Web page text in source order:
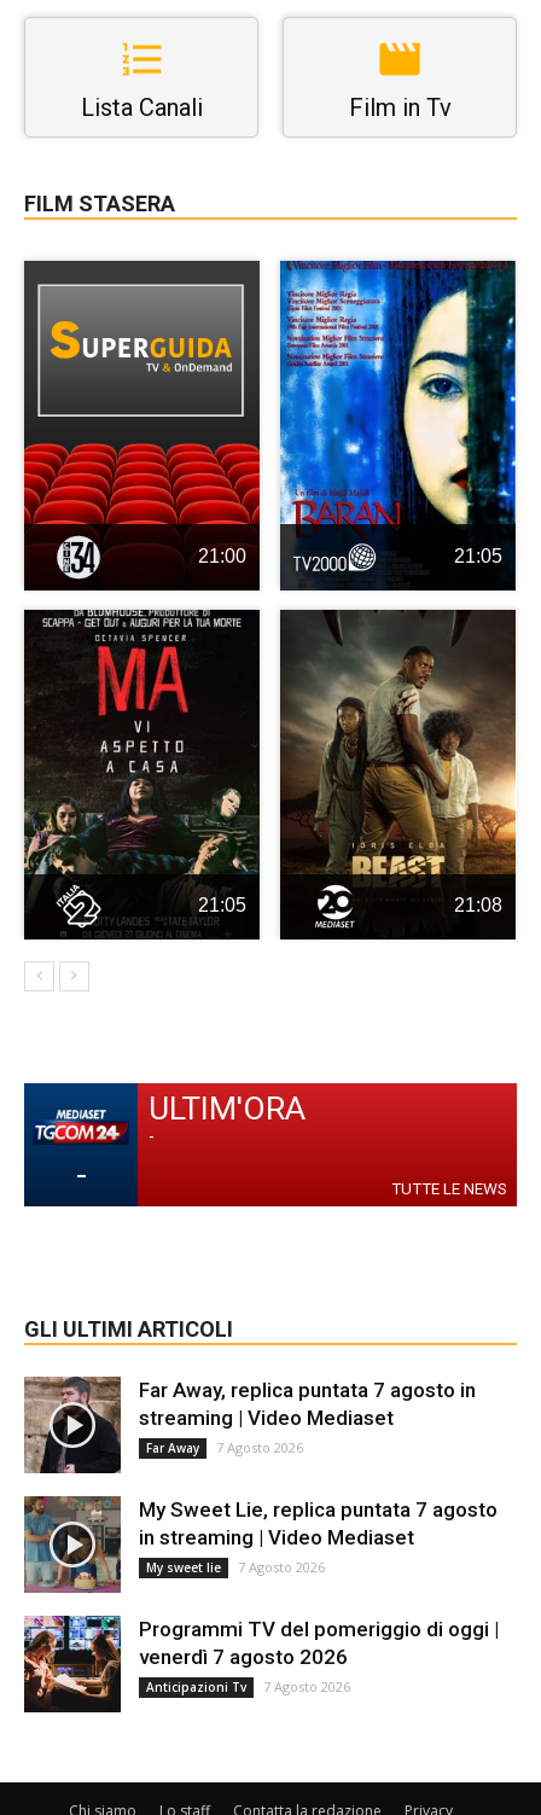
Lista Canali Film in Tv
FILM STASERA
21:00 21:05
21:05 21:08
-
ULTIM'ORA
-
TUTTE LE NEWS
GLI ULTIMI ARTICOLI
Far Away, replica puntata 7 agosto in
streaming | Video Mediaset
Far Away 7 Agosto 2026
My Sweet Lie, replica puntata 7 agosto
in streaming | Video Mediaset
My sweet lie 7 Agosto 2026
Programmi TV del pomeriggio di oggi |
venerdì 7 agosto 2026
Anticipazioni Tv 7 Agosto 2026
Chi siamo Lo staff Contatta la redazione Privacy